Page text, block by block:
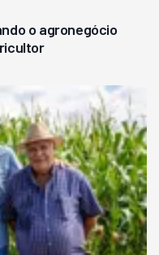
o agronegócio